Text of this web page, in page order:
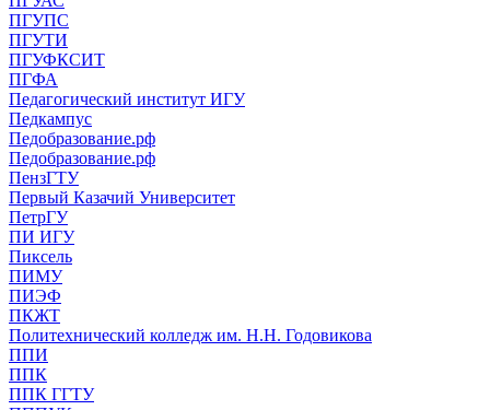
ПГУПС
ПГУТИ
ПГУФКСИТ
ПГФА
Педагогический институт ИГУ
Педкампус
Педобразование.рф
Педобразование.рф
ПензГТУ
Первый Казачий Университет
ПетрГУ
ПИ ИГУ
Пиксель
ПИМУ
ПИЭФ
ПКЖТ
Политехнический колледж им. Н.Н. Годовикова
ППИ
ППК
ППК ГГТУ